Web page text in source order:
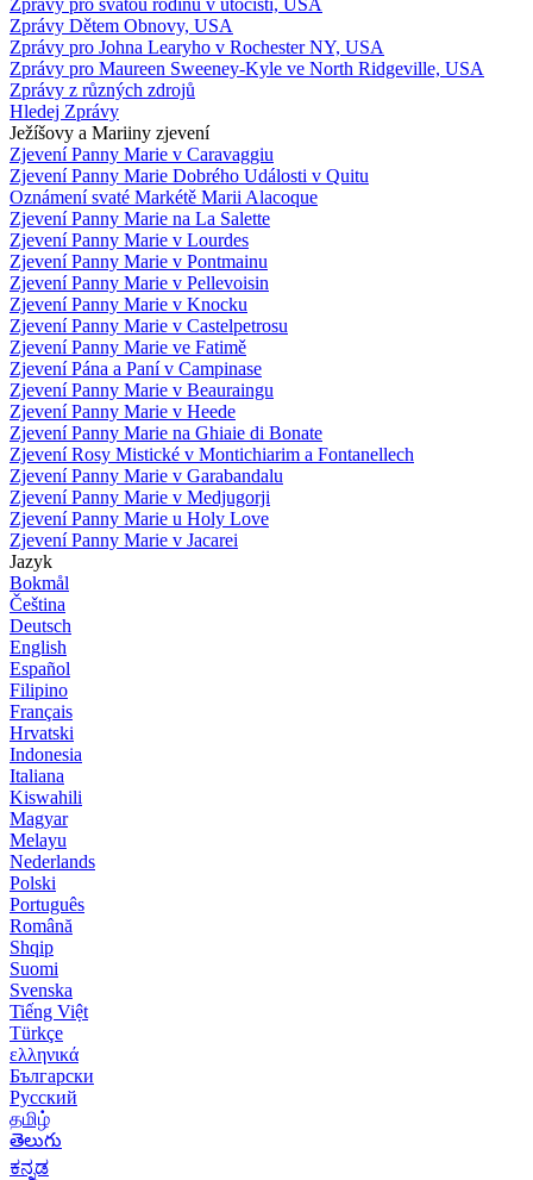
Zprávy Dětem Obnovy, USA
Zprávy pro Johna Learyho v Rochester NY, USA
Zprávy pro Maureen Sweeney-Kyle ve North Ridgeville, USA
Zprávy z různých zdrojů
Hledej Zprávy
Ježíšovy a Mariiny zjevení
Zjevení Panny Marie v Caravaggiu
Zjevení Panny Marie Dobrého Události v Quitu
Oznámení svaté Markétě Marii Alacoque
Zjevení Panny Marie na La Salette
Zjevení Panny Marie v Lourdes
Zjevení Panny Marie v Pontmainu
Zjevení Panny Marie v Pellevoisin
Zjevení Panny Marie v Knocku
Zjevení Panny Marie v Castelpetrosu
Zjevení Panny Marie ve Fatimě
Zjevení Pána a Paní v Campinase
Zjevení Panny Marie v Beauraingu
Zjevení Panny Marie v Heede
Zjevení Panny Marie na Ghiaie di Bonate
Zjevení Rosy Mistické v Montichiarim a Fontanellech
Zjevení Panny Marie v Garabandalu
Zjevení Panny Marie v Medjugorji
Zjevení Panny Marie u Holy Love
Zjevení Panny Marie v Jacarei
Jazyk
Bokmål
Čeština
Deutsch
English
Español
Filipino
Français
Hrvatski
Indonesia
Italiana
Kiswahili
Magyar
Melayu
Nederlands
Polski
Português
Română
Shqip
Suomi
Svenska
Tiếng Việt
Türkçe
ελληνικά
Български
Русский
தமிழ்
తెలుగు
ಕನ್ನಡ